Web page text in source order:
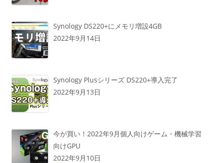
Synology DS220+にメモリ増設4GB
2022年9月14日
Synology Plusシリーズ DS220+導入完了
2022年9月13日
今が買い！2022年9月個人向けゲーム・機械学習
向けGPU
2022年9月10日